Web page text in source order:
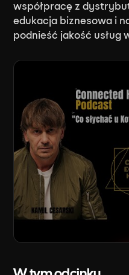
współpracę z
edukacja biznesowa i
podnieść jakość usług